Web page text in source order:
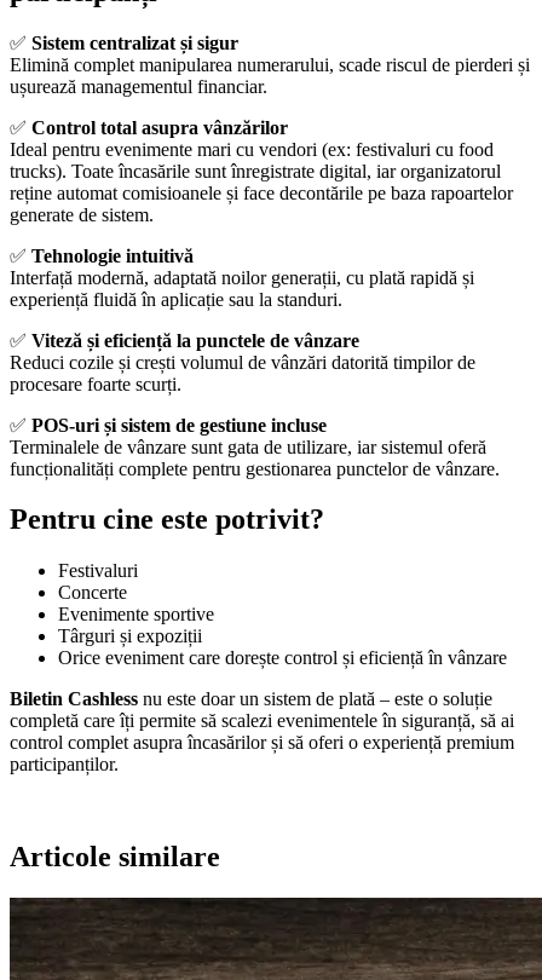
✅ Sistem centralizat și sigur
Elimină complet manipularea numerarului, scade riscul de pierderi și
ușurează managementul financiar.
✅ Control total asupra vânzărilor
Ideal pentru evenimente mari cu vendori (ex: festivaluri cu food
trucks). Toate încasările sunt înregistrate digital, iar organizatorul
reține automat comisioanele și face decontările pe baza rapoartelor
generate de sistem.
✅ Tehnologie intuitivă
Interfață modernă, adaptată noilor generații, cu plată rapidă și
experiență fluidă în aplicație sau la standuri.
✅ Viteză și eficiență la punctele de vânzare
Reduci cozile și crești volumul de vânzări datorită timpilor de
procesare foarte scurți.
✅ POS-uri și sistem de gestiune incluse
Terminalele de vânzare sunt gata de utilizare, iar sistemul oferă
funcționalități complete pentru gestionarea punctelor de vânzare.
Pentru cine este potrivit?
Festivaluri
Concerte
Evenimente sportive
Târguri și expoziții
Orice eveniment care dorește control și eficiență în vânzare
Biletin Cashless nu este doar un sistem de plată – este o soluție
completă care îți permite să scalezi evenimentele în siguranță, să ai
control complet asupra încasărilor și să oferi o experiență premium
participanților.
Articole similare